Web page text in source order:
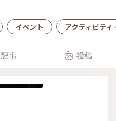
イベント アクティビティ
記事 投稿